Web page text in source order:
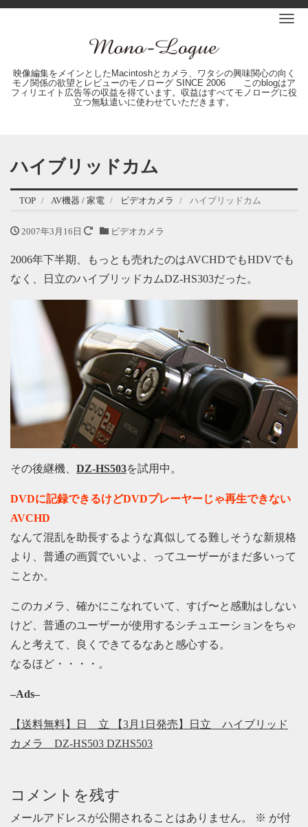
映像編集をメインとしたMacintoshとカメラ、ワタシの興味関心の向く
モノ関係の欲望とレビューのモノローグ SINCE 2006 このblogはア
フィリエイト広告等の収益を得ています。収益はすべてモノローグに役
立つ無駄遣いに使わせていただきます。
ハイブリッドカム
TOP AV機器 / 家電 ビデオカメラ ハイブリッドカム
2007年3月16日 ビデオカメラ
2006年下半期、もっとも売れたのはAVCHDでもHDVでも
なく、日立のハイブリッドカムDZ-HS303だった。
その後継機、 DZ-HS503を試用中。
DVDに記録できるけどDVDプレーヤーじゃ再生できない
AVCHD
なんて混乱を助長するような真似してる難しそうな新規格
より、普通の画質でいいよ、ってユーザーがまだ多いって
ことか。
このカメラ、確かにこなれていて、すげ〜と感動はしない
けど、普通のユーザーが使用するシチュエーションをちゃ
んと考えて、良くできてるなあと感心する。
なるほど・・・・。
–Ads–
【送料無料】日 立 【3月1日発売】日立 ハイブリッド
カメラ DZ-HS503 DZHS503
コメントを残す
メールアドレスが公開されることはありません。 ※ が付